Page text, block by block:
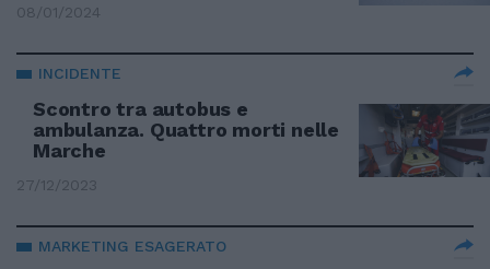
08/01/2024
INCIDENTE
Scontro tra autobus e
ambulanza. Quattro morti nelle
Marche
27/12/2023
MARKETING ESAGERATO